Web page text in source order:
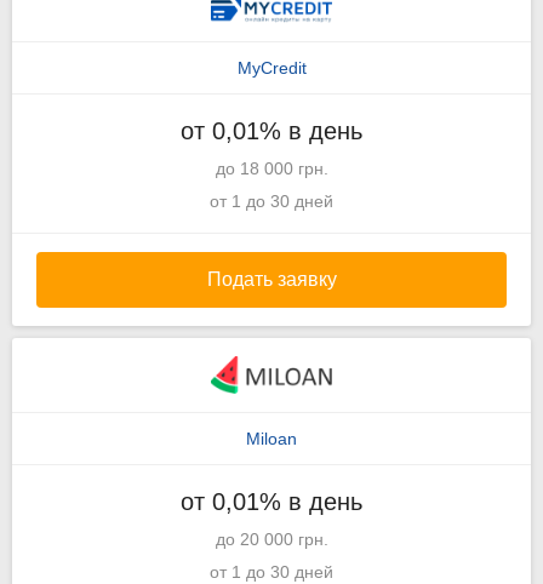
MyCredit
от 0,01% в день
до 18 000 грн.
от 1 до 30 дней
Подать заявку
Miloan
от 0,01% в день
до 20 000 грн.
от 1 до 30 дней